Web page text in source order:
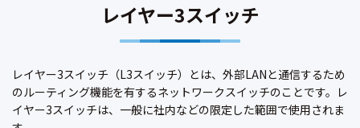
レイヤー3スイッチ
レイヤー3スイッチ（L3スイッチ）とは、外部LANと通信するため
のルーティング機能を有するネットワークスイッチのことです。レ
イヤー3スイッチは、一般に社内などの限定した範囲で使用されま